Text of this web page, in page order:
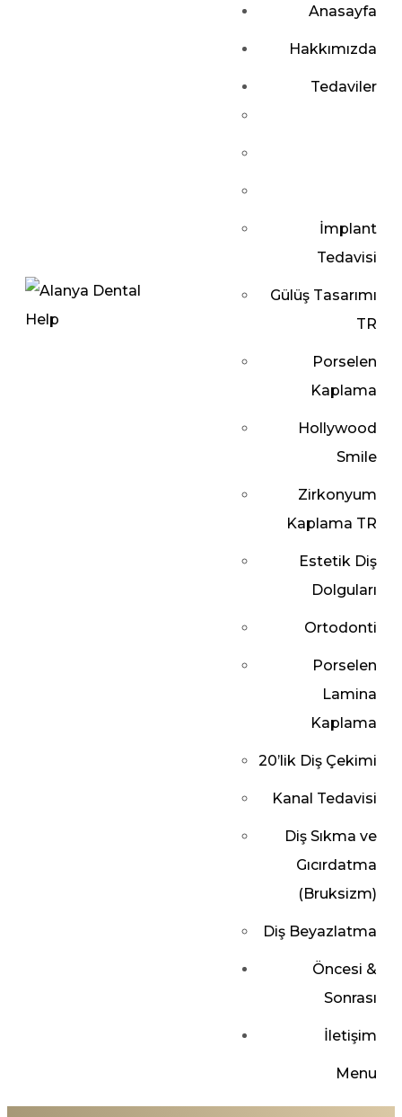
Anasayfa
Hakkımızda
Tedaviler
İmplant
Tedavisi
Gülüş Tasarımı
TR
Porselen
Kaplama
Hollywood
Smile
Zirkonyum
Kaplama TR
Estetik Diş
Dolguları
Ortodonti
Porselen
Lamina
Kaplama
20’lik Diş Çekimi
Kanal Tedavisi
Diş Sıkma ve
Gıcırdatma
(Bruksizm)
Diş Beyazlatma
Öncesi &
Sonrası
İletişim
Menu